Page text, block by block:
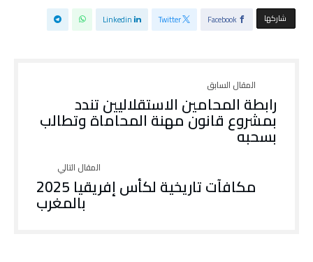
‫‫ شاركها‬ Facebook
Twitter
Linkedin
رابطة المحامين الاستقلاليين تندد
بمشروع قانون مهنة المحاماة وتطالب
بسحبه
مكافآت تاريخية لكأس إفريقيا 2025
بالمغرب